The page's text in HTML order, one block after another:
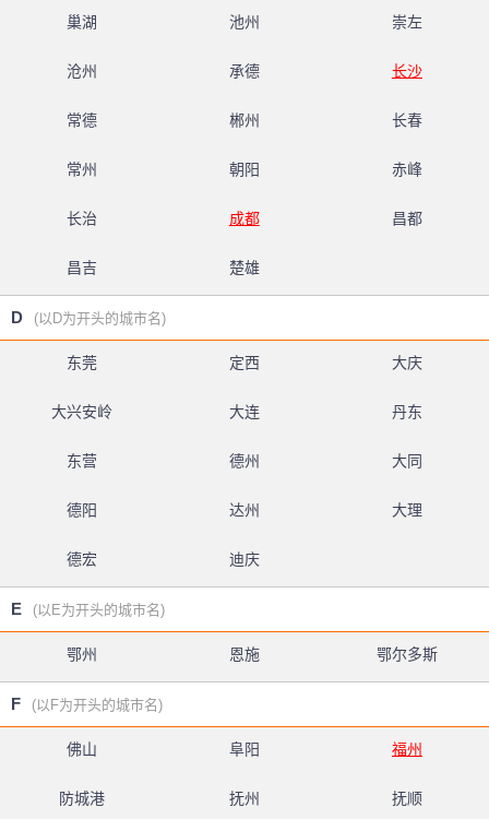
巢湖 池州 崇左
沧州 承德 长沙
常德 郴州 长春
常州 朝阳 赤峰
长治 成都 昌都
昌吉 楚雄
D (以D为开头的城市名)
东莞 定西 大庆
大兴安岭 大连 丹东
东营 德州 大同
德阳 达州 大理
德宏 迪庆
E (以E为开头的城市名)
鄂州 恩施 鄂尔多斯
F (以F为开头的城市名)
佛山 阜阳 福州
防城港 抚州 抚顺